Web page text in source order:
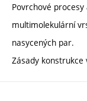
Povrchové
multimolekulární
nasycených par.
Zásady